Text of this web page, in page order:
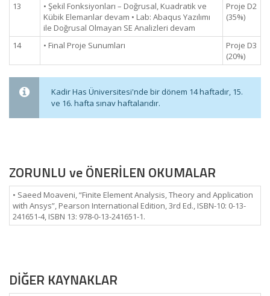
13
• Şekil Fonksiyonları – Doğrusal, Kuadratik ve
Kübik Elemanlar devam • Lab: Abaqus Yazılımı
ile Doğrusal Olmayan SE Analizleri devam
Proje D2
(35%)
14 • Final Proje Sunumları
Proje D3
(20%)
Kadir Has Üniversitesi'nde bir dönem 14 haftadır, 15.
ve 16. hafta sınav haftalarıdır.
ZORUNLU ve ÖNERİLEN OKUMALAR
• Saeed Moaveni, “Finite Element Analysis, Theory and Application
with Ansys”, Pearson International Edition, 3rd Ed., ISBN-10: 0-13-
241651-4, ISBN 13: 978-0-13-241651-1.
DİĞER KAYNAKLAR